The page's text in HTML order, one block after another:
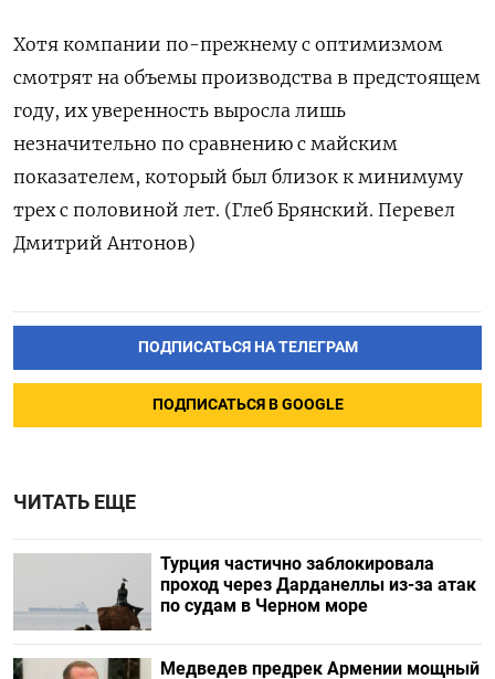
Хотя ‌компании по-прежнему с оптимизмом
смотрят на объемы производства в ‌предстоящем
году, их уверенность выросла лишь
незначительно по сравнению с майским ​
показателем, который был близок к минимуму
трех с ‌половиной лет. (Глеб Брянский. Перевел
Дмитрий Антонов)
ПОДПИСАТЬСЯ НА ТЕЛЕГРАМ
ПОДПИСАТЬСЯ В GOOGLE
ЧИТАТЬ ЕЩЕ
Турция частично заблокировала
проход через Дарданеллы из-за атак
по судам в Черном море
Медведев предрек Армении мощный